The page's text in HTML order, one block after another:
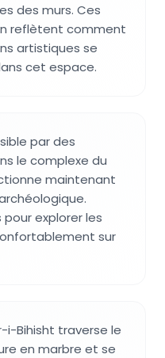
des murs. Ces
reflètent comment
artistiques se
cet espace.
par des
le complexe du
maintenant
explorer les
sur
i-Bihisht traverse le
en marbre et se